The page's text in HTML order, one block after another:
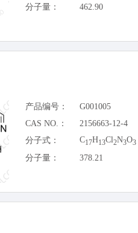
分子量： 462.90
产品编号：
G001005
CAS NO.：
2156663-12-4
分子式：
C17H13Cl2N3O3
分子量： 378.21